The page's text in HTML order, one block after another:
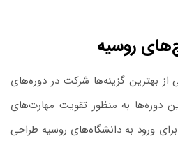
روسیه
از بهترین گزینه‌ها شرکت در دوره‌های
دوره‌ها به منظور تقویت مهارت‌های
ورود به دانشگاه‌های روسیه طراحی